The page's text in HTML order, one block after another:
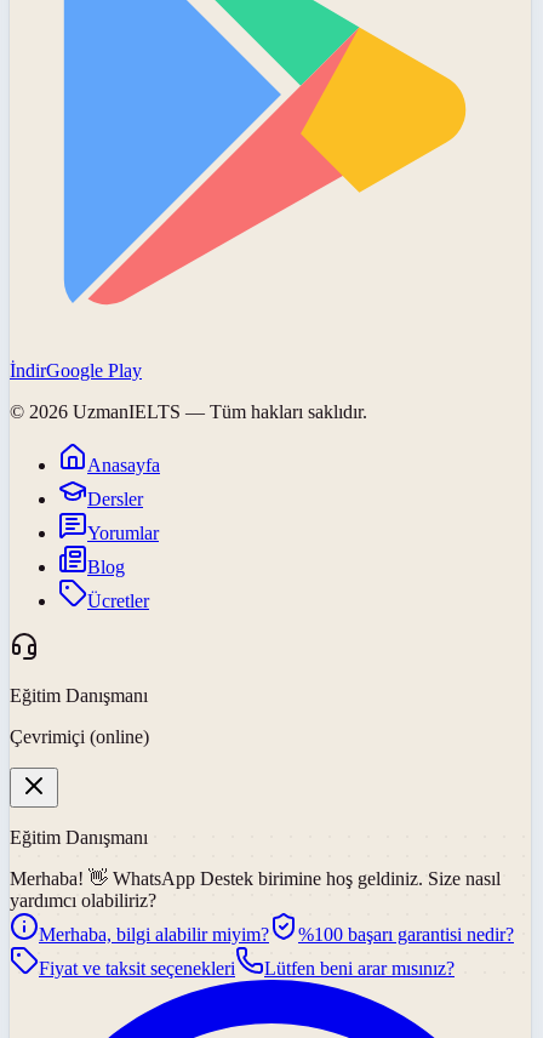
İndirGoogle Play
© 2026 UzmanIELTS — Tüm hakları saklıdır.
Anasayfa
Dersler
Yorumlar
Blog
Ücretler
Eğitim Danışmanı
Çevrimiçi (online)
Eğitim Danışmanı
Merhaba! 👋 WhatsApp Destek birimine hoş geldiniz. Size nasıl
yardımcı olabiliriz?
Merhaba, bilgi alabilir miyim?
%100 başarı garantisi nedir?
Fiyat ve taksit seçenekleri
Lütfen beni arar mısınız?